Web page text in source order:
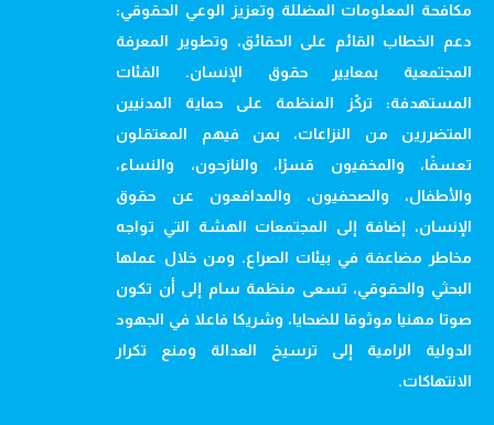
مكافحة المعلومات المضللة وتعزيز الوعي الحقوقي:
دعم الخطاب القائم على الحقائق، وتطوير المعرفة
المجتمعية بمعايير حقوق الإنسان. الفئات
المستهدفة: تركّز المنظمة على حماية المدنيين
المتضررين من النزاعات، بمن فيهم المعتقلون
تعسفًا، والمخفيون قسرًا، والنازحون، والنساء،
والأطفال، والصحفيون، والمدافعون عن حقوق
الإنسان، إضافة إلى المجتمعات الهشة التي تواجه
مخاطر مضاعفة في بيئات الصراع. ومن خلال عملها
البحثي والحقوقي، تسعى منظمة سام إلى أن تكون
صوتا مهنيا موثوقا للضحايا، وشريكا فاعلا في الجهود
الدولية الرامية إلى ترسيخ العدالة ومنع تكرار
الانتهاكات.